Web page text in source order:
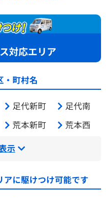
対応エリア
・町村名
足代新町
足代南
荒本新町
荒本西
示
に駆けつけ可能です